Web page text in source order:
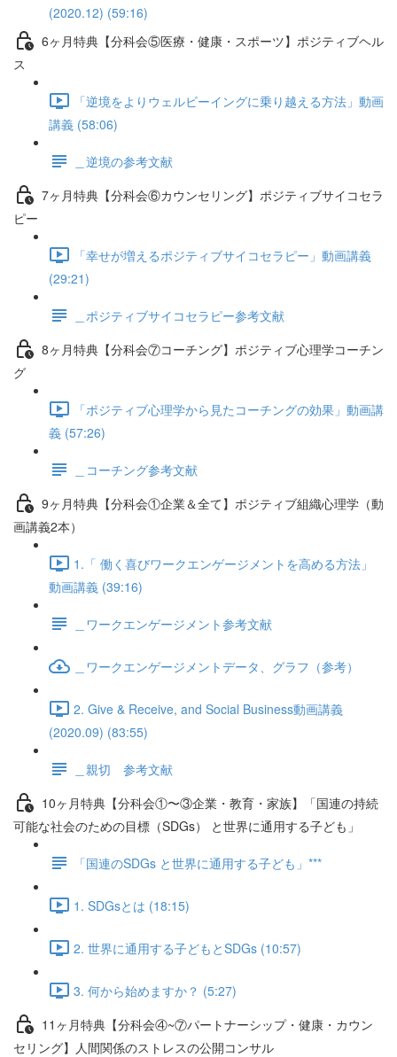
(2020.12) (59:16)
6ヶ月特典【分科会⑤医療・健康・スポーツ】ポジティブヘル
ス
「逆境をよりウェルビーイングに乗り越える方法」動画
講義 (58:06)
＿逆境の参考文献
7ヶ月特典【分科会⑥カウンセリング】ポジティブサイコセラ
ピー
「幸せが増えるポジティブサイコセラピー」動画講義
(29:21)
＿ポジティブサイコセラピー参考文献
8ヶ月特典【分科会⑦コーチング】ポジティブ心理学コーチン
グ
「ポジティブ心理学から見たコーチングの効果」動画講
義 (57:26)
＿コーチング参考文献
9ヶ月特典【分科会①企業＆全て】ポジティブ組織心理学（動
画講義2本）
1.「 働く喜びワークエンゲージメントを高める方法」
動画講義 (39:16)
＿ワークエンゲージメント参考文献
＿ワークエンゲージメントデータ、グラフ（参考）
2. Give & Receive, and Social Business動画講義
(2020.09) (83:55)
＿親切 参考文献
10ヶ月特典【分科会①〜③企業・教育・家族】「国連の持続
可能な社会のための目標（SDGs） と世界に通用する子ども」
「国連のSDGs と世界に通用する子ども」***
1. SDGsとは (18:15)
2. 世界に通用する子どもとSDGs (10:57)
3. 何から始めますか？ (5:27)
11ヶ月特典【分科会④~⑦パートナーシップ・健康・カウン
セリング】人間関係のストレスの公開コンサル